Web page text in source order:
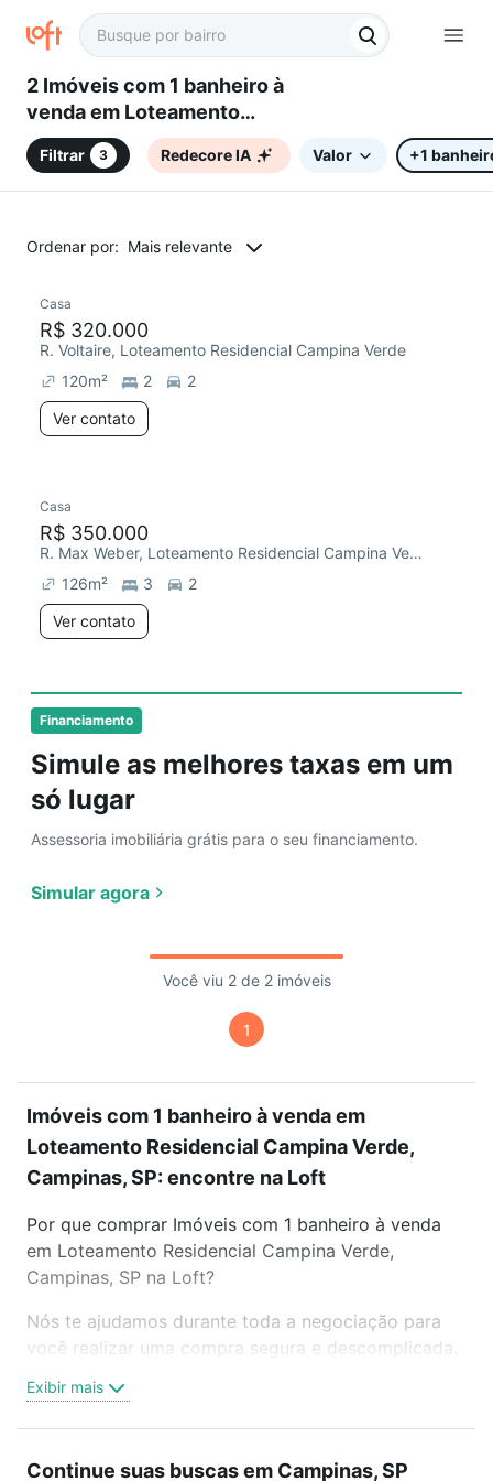
2 Imóveis com 1 banheiro à
venda em Loteamento
Residencial Campina Verde,
Campinas, SP
Filtrar 3 Redecore IA Valor +1
Ordenar por: Mais relevante
Financiamento
Simule as melhores taxas em um
só lugar
Assessoria imobiliária grátis para o seu financiamento.
Simular agora
Chegou há 3 dias
Casa
R$ 320.000
R. Voltaire, Loteamento Residencial Campina Verde
120m² 2
2
Ver contato
Chegou há 5 dias
Casa
R$ 350.000
R. Max Weber, Loteamento Residencial Campina Verde
126m² 3
2
Ver contato
Você viu 2 de 2 imóveis
1
Imóveis com 1 banheiro à venda em
Loteamento Residencial Campina Verde,
Campinas, SP: encontre na Loft
Por que comprar Imóveis com 1 banheiro à venda
em Loteamento Residencial Campina Verde,
Campinas, SP na Loft?
Nós te ajudamos durante toda a negociação para
você realizar uma compra segura e descomplicada.
trabalho e do metrô, aqui você vai encontrar a
oferta ideal de Imóveis com 1 banheiro à venda em
Exibir mais
Continue suas buscas em Campinas, SP